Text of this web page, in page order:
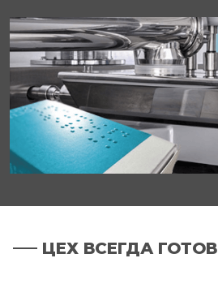
ЦЕХ ВСЕГДА ГОТОВ